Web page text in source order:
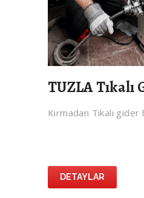
TUZLA Tıkalı
Kırmadan Tıkalı gider
DETAYLAR